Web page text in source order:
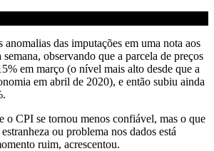
anomalias das imputações em uma nota aos
observando que a parcela de preços
em março (o nível mais alto desde que a
em abril de 2020), e então subiu ainda
o CPI se tornou menos confiável, mas o que
ou problema nos dados está
ruim, acrescentou.